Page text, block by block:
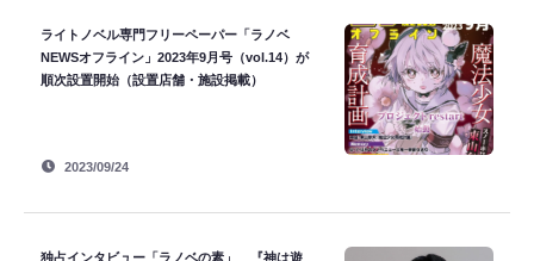
ライトノベル専門フリーペーパー「ラノベ
NEWSオフライン」2023年9月号（vol.14）が
順次設置開始（設置店舗・施設掲載）
2023/09/24
独占インタビュー「ラノベの素」 『神は遊